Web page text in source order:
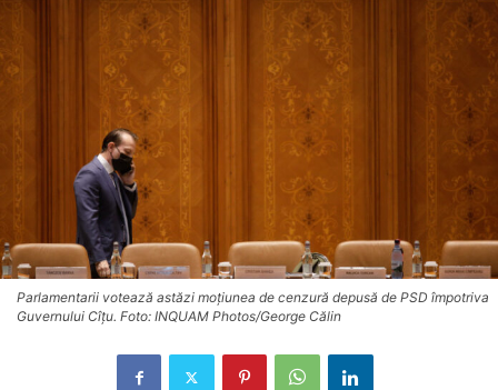
Parlamentarii votează astăzi moțiunea de cenzură depusă de PSD împotriva
Guvernului Cîțu. Foto: INQUAM Photos/George Călin